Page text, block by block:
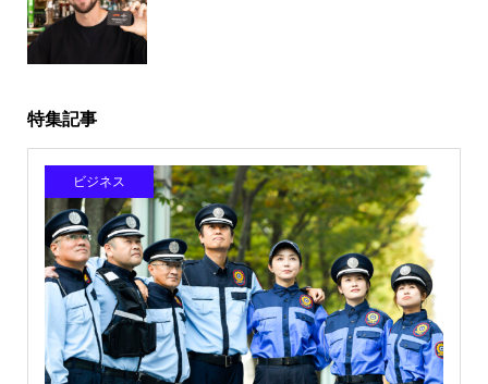
特集記事
ビジネス